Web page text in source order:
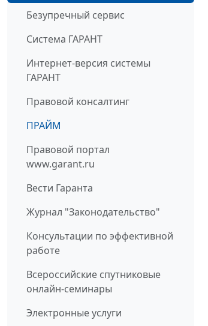
Безупречный сервис
Система ГАРАНТ
Интернет-версия системы
ГАРАНТ
Правовой консалтинг
ПРАЙМ
Правовой портал
www.garant.ru
Вести Гаранта
Журнал "Законодательство"
Консультации по эффективной
работе
Всероссийские спутниковые
онлайн-семинары
Электронные услуги